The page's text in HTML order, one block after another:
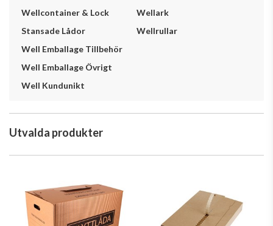
Wellcontainer & Lock
Stansade Lådor
Wellark
Wellrullar
Well Emballage Tillbehör
Well Emballage Övrigt
Well Kundunikt
Utvalda produkter